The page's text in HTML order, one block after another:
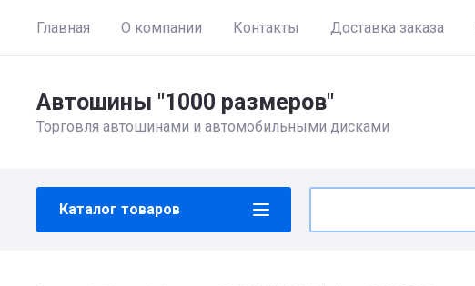
Главная О компании Контакты Доставка заказа
Автошины "1000 размеров"
Торговля автошинами и автомобильными дисками
Каталог товаров